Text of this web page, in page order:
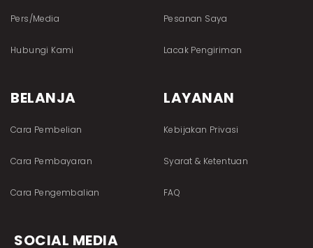
Pers/Media
Hubungi Kami
Pesanan Saya
Lacak Pengiriman
BELANJA
Cara Pembelian
Cara Pembayaran
Cara Pengembalian
LAYANAN
Kebijakan Privasi
Syarat & Ketentuan
FAQ
SOCIAL MEDIA